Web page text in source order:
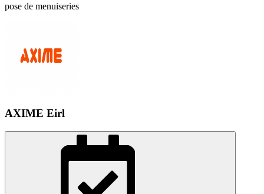
pose de menuiseries
AXIME Eirl